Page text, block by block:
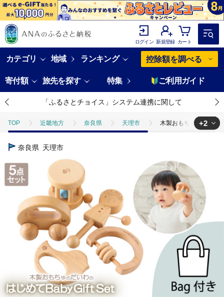
ログイン 新規登録 カート
カテゴリ 地域 ランキング 控除額を調べる
寄付額 旅先を探す 特集 ご利用ガイド
「ふるさとチョイス」システム連携に関して
TOP 近畿地方 奈良県 天理市 木製おもちゃのだいわ
TOP
TOP 日用品・雑貨 木製おもちゃのだ
+2
奈良県 天理市